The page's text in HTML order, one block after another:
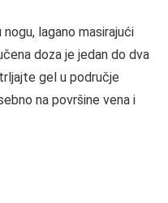
lagano masirajući
doza je jedan do dva
gel u područje
na površine vena i